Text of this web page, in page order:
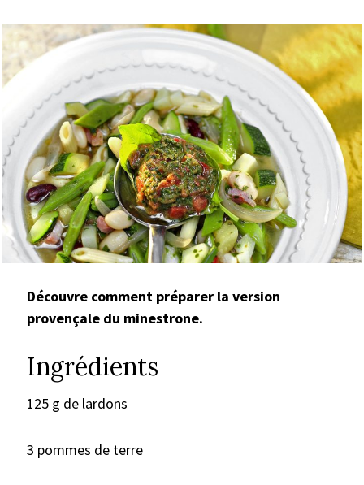
Découvre comment préparer la version
provençale du minestrone.
Ingrédients
125 g de lardons
3 pommes de terre